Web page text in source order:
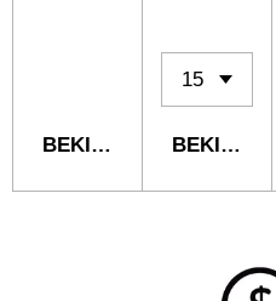
BEKIJK DETAILSBEKIJK